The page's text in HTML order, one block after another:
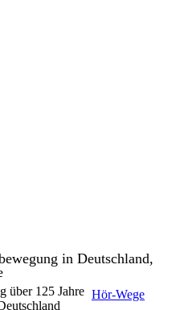
in Deutschland,
Hör-Wege